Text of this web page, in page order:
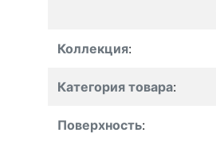
Коллекция:
Категория товара:
Поверхность: